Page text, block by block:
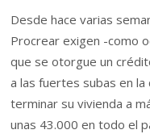
Desde hace varias
Procrear exigen -como
que se otorgue un
a las fuertes subas en
terminar su vivienda a
unas 43.000 en todo el